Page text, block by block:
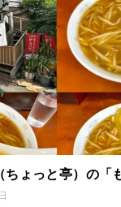
ょっと亭）の「